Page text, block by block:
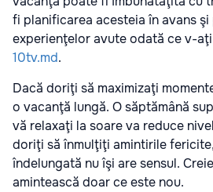
fi planificarea acesteia în avans
experienţelor avute odată ce v-
10tv.md.
Dacă doriţi să maximizaţi
o vacanţă lungă. O săptămână
vă relaxaţi la soare va reduce
doriţi să înmulţiţi amintirile
îndelungată nu îşi are sensul.
amintească doar ce este nou.